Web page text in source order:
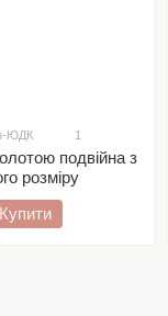
ЮДК 1
подвійна з
розміру
Купити